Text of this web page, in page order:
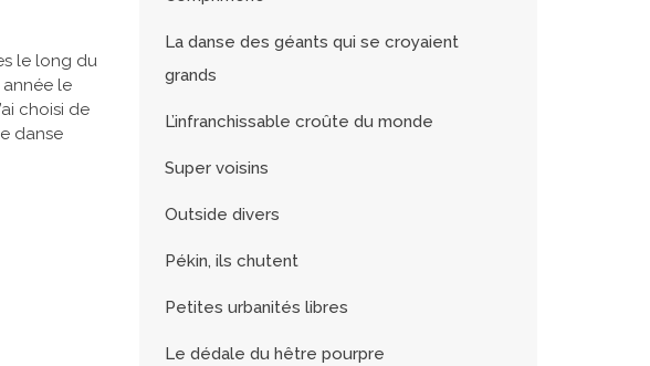
le long du
le
choisi de
danse
La danse des géants qui se croyaient
grands
L’infranchissable croûte du monde
Super voisins
Outside divers
Pékin, ils chutent
Petites urbanités libres
Le dédale du hêtre pourpre